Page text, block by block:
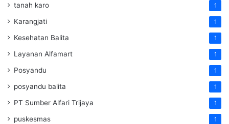
tanah karo 1
Karangjati 1
Kesehatan Balita 1
Layanan Alfamart 1
Posyandu 1
posyandu balita 1
PT Sumber Alfari Trijaya 1
puskesmas 1